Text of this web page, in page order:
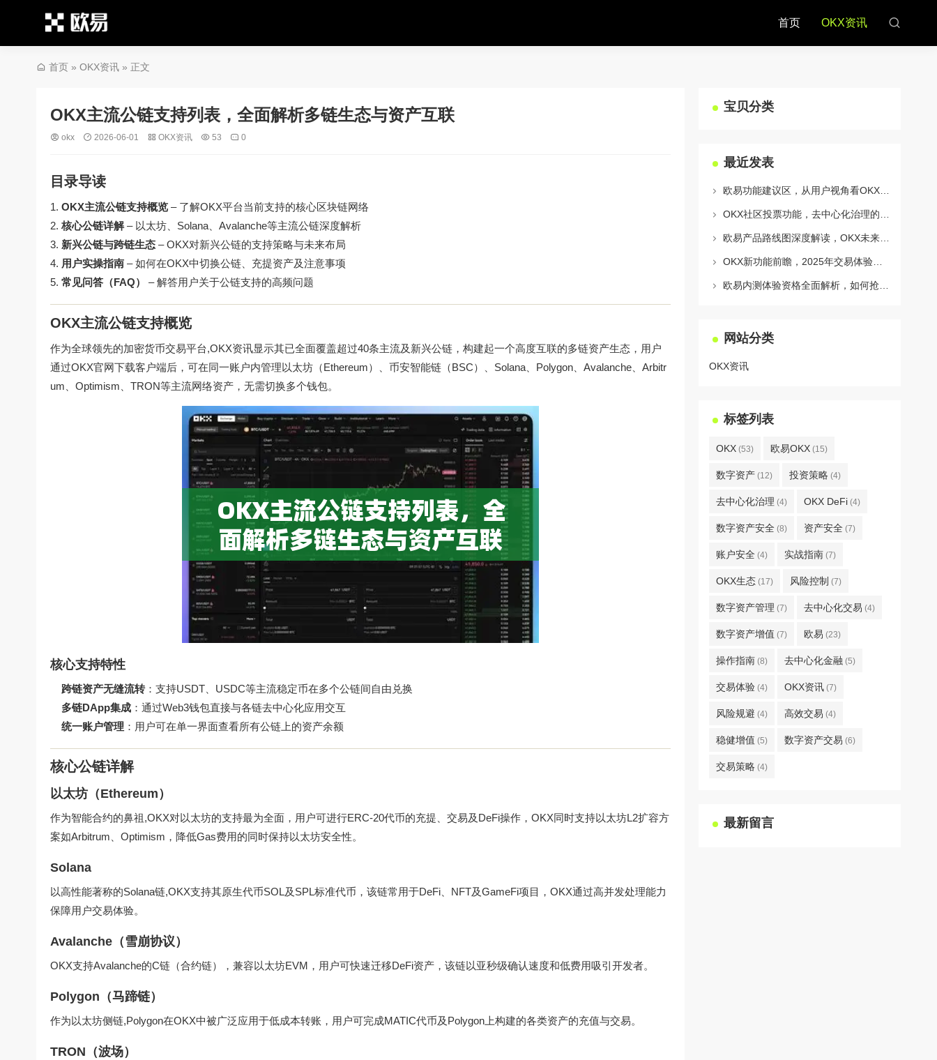
首页 OKX资讯
首页 » OKX资讯 » 正文
OKX主流公链支持列表，全面解析多链生态与资产互联
okx 2026-06-01 OKX资讯 53 0
目录导读
OKX主流公链支持概览 – 了解OKX平台当前支持的核心区块链网络
核心公链详解– 以太坊、Solana、Avalanche等主流公链深度解析
新兴公链与跨链生态 – OKX对新兴公链的支持策略与未来布局
用户实操指南 – 如何在OKX中切换公链、充提资产及注意事项
常见问答（FAQ）
– 解答用户关于公链支持的高频问题
OKX主流公链支持概览
作为全球领先的加密货币交易平台,OKX资讯显示其已全面覆盖超过40条主流及新兴公链，构建起一个高度互联的多链资产生态，用户
通过OKX官网下载客户端后，可在同一账户内管理以太坊（Ethereum）、币安智能链（BSC）、Solana、Polygon、Avalanche、Arbitr
um、Optimism、TRON等主流网络资产，无需切换多个钱包。
核心支持特性
跨链资产无缝流转：支持USDT、USDC等主流稳定币在多个公链间自由兑换
多链DApp集成 ：通过Web3钱包直接与各链去中心化应用交互
统一账户管理 ：用户可在单一界面查看所有公链上的资产余额
核心公链详解
以太坊（Ethereum）
作为智能合约的鼻祖,OKX对以太坊的支持最为全面，用户可进行ERC-20代币的充提、交易及DeFi操作，OKX同时支持以太坊L2扩容方
案如Arbitrum、Optimism，降低Gas费用的同时保持以太坊安全性。
Solana
以高性能著称的Solana链,OKX支持其原生代币SOL及SPL标准代币，该链常用于DeFi、NFT及GameFi项目，OKX通过高并发处理能力
保障用户交易体验。
Avalanche（雪崩协议）
OKX支持Avalanche的C链（合约链），兼容以太坊EVM，用户可快速迁移DeFi资产，该链以亚秒级确认速度和低费用吸引开发者。
Polygon（马蹄链）
作为以太坊侧链,Polygon在OKX中被广泛应用于低成本转账，用户可完成MATIC代币及Polygon上构建的各类资产的充值与交易。
TRON（波场）
宝贝分类
最近发表
网站分类
OKX资讯
标签列表
OKX (53) 欧易OKX (15)
数字资产 (12) 投资策略 (4)
去中心化治理 (4) OKX DeFi (4)
数字资产安全 (8) 资产安全 (7)
账户安全 (4) 实战指南 (7)
OKX生态 (17) 风险控制 (7)
数字资产管理 (7) 去中心化交易 (4)
数字资产增值 (7) 欧易 (23)
操作指南 (8) 去中心化金融 (5)
交易体验 (4) OKX资讯 (7)
风险规避 (4) 高效交易 (4)
稳健增值 (5) 数字资产交易 (6)
交易策略 (4)
最新留言